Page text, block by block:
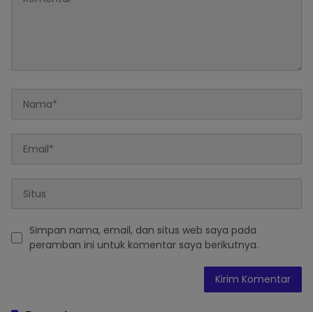
Simpan nama, email, dan situs web saya pada
peramban ini untuk komentar saya berikutnya.